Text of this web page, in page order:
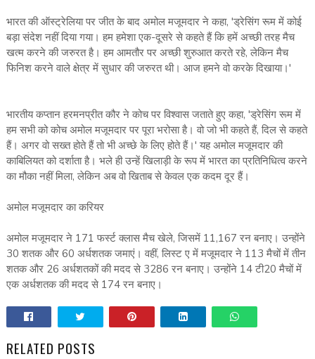
भारत की ऑस्‍ट्रेलिया पर जीत के बाद अमोल मजूमदार ने कहा, 'ड्रेसिंग रूम में कोई
बड़ा संदेश नहीं दिया गया। हम हमेशा एक-दूसरे से कहते हैं कि हमें अच्‍छी तरह मैच
खत्‍म करने की जरुरत है। हम आमतौर पर अच्‍छी शुरुआत करते रहे, लेकिन मैच
फिनिश करने वाले क्षेत्र में सुधार की जरुरत थी। आज हमने वो करके दिखाया।'
भारतीय कप्‍तान हरमनप्रीत कौर ने कोच पर विश्‍वास जताते हुए कहा, 'ड्रेसिंग रूम में
हम सभी को कोच अमोल मजूमदार पर पूरा भरोसा है। वो जो भी कहते हैं, दिल से कहते
हैं। अगर वो सख्‍त होते हैं तो भी अच्‍छे के लिए होते हैं।' यह अमोल मजूमदार की
काबिलियत को दर्शाता है। भले ही उन्‍हें खिलाड़ी के रूप में भारत का प्रतिनिधित्‍व करने
का मौका नहीं मिला, लेकिन अब वो खिताब से केवल एक कदम दूर हैं।
अमोल मजूमदार का करियर
अमोल मजूमदार ने 171 फर्स्‍ट क्‍लास मैच खेले, जिसमें 11,167 रन बनाए। उन्‍होंने
30 शतक और 60 अर्धशतक जमाएं। वहीं, लिस्‍ट ए में मजूमदार ने 113 मैचों में तीन
शतक और 26 अर्धशतकों की मदद से 3286 रन बनाए। उन्‍होंने 14 टी20 मैचों में
एक अर्धशतक की मदद से 174 रन बनाए।
RELATED POSTS